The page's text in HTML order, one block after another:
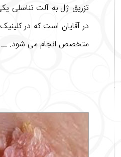
تزریق ژل به آلت تناسلی
در آقایان است که در
متخصص انجام می شود. ...